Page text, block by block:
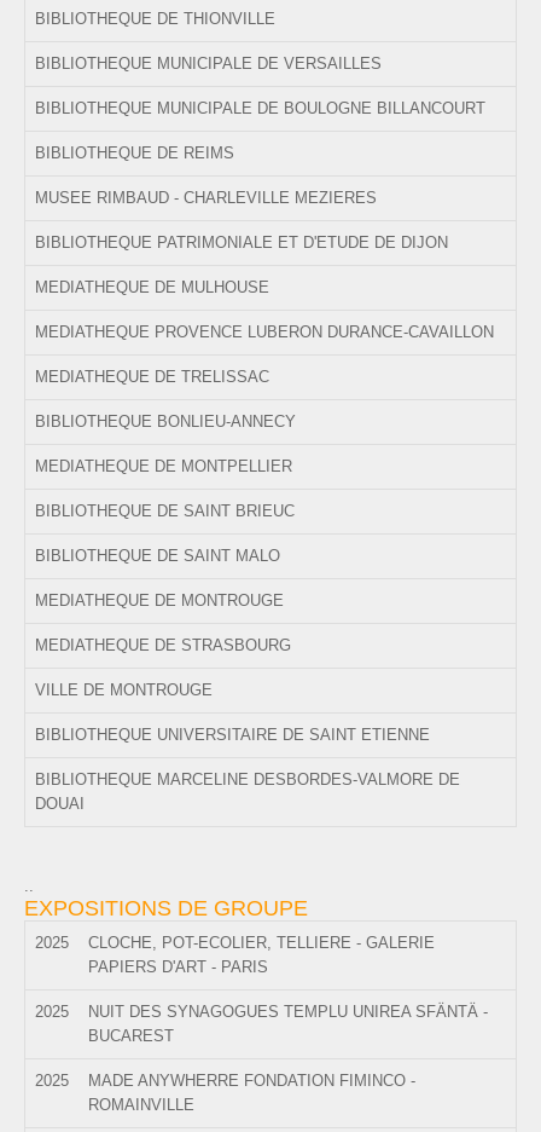
BIBLIOTHEQUE DE THIONVILLE
BIBLIOTHEQUE MUNICIPALE DE VERSAILLES
BIBLIOTHEQUE MUNICIPALE DE BOULOGNE BILLANCOURT
BIBLIOTHEQUE DE REIMS
MUSEE RIMBAUD - CHARLEVILLE MEZIERES
BIBLIOTHEQUE PATRIMONIALE ET D'ETUDE DE DIJON
MEDIATHEQUE DE MULHOUSE
MEDIATHEQUE PROVENCE LUBERON DURANCE-CAVAILLON
MEDIATHEQUE DE TRELISSAC
BIBLIOTHEQUE BONLIEU-ANNECY
MEDIATHEQUE DE MONTPELLIER
BIBLIOTHEQUE DE SAINT BRIEUC
BIBLIOTHEQUE DE SAINT MALO
MEDIATHEQUE DE MONTROUGE
MEDIATHEQUE DE STRASBOURG
VILLE DE MONTROUGE
BIBLIOTHEQUE UNIVERSITAIRE DE SAINT ETIENNE
BIBLIOTHEQUE MARCELINE DESBORDES-VALMORE DE
DOUAI
..
EXPOSITIONS DE GROUPE
2025
CLOCHE, POT-ECOLIER, TELLIERE - GALERIE
PAPIERS D'ART - PARIS
2025
NUIT DES SYNAGOGUES TEMPLU UNIREA SFÄNTÄ -
BUCAREST
2025
MADE ANYWHERRE FONDATION FIMINCO -
ROMAINVILLE